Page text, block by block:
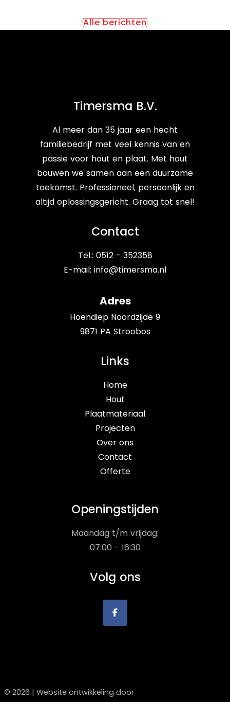
Alle berichten
Timersma B.V.
Al meer dan 35 jaar een hecht
familiebedrijf met veel kennis van en
passie voor hout en plaat. Met hout
bouwen we samen aan een duurzame
toekomst. Professioneel, persoonlijk en
altijd oplossingsgericht. Graag tot snel!
Contact
Tel.: 0512 - 352358
E-mail: info@timersma.nl
Adres
Hoendiep Noordzijde 9
9871 PA Stroobos
Links
Home
Hout
Plaatmateriaal
Projecten
Over ons
Contact
Offerte
Openingstijden
Maandag t/m vrijdag:
07:00 - 16:30
Volg ons
©2026 | Website ontwikkeling door